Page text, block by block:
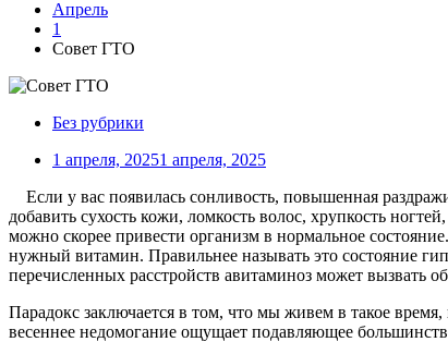
Апрель
1
Совет ГТО
Без рубрики
1 апреля, 20251 апреля, 2025
Если у вас появилась сонливость, повышенная
добавить сухость кожи, ломкость волос, хрупкость
можно скорее привести организм в нормальное
нужный витамин. Правильнее называть это состояние
перечисленных расстройств авитаминоз может вызвать
Парадокс заключается в том, что мы живем в такое
весеннее недомогание ощущает подавляющее